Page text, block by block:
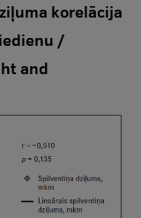
korelācija
/
and